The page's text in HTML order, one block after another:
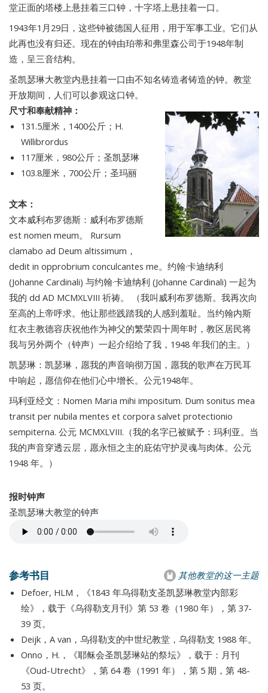
堂正面的塔楼上悬挂着三口钟，十字塔上悬挂着一口。
1943年1月29日，这些钟被德国人征用，用于军事工业。它们从
此再也没有归还。现在的钟由珀蒂和弗里森公司于1948年制
造，呈三音结构。
圣凯瑟琳大教堂内悬挂着一口由不知名铸造者铸造的钟。教堂
开放期间，人们可以参观这口钟。
尺寸和奉献精神：
131.5厘米，1400公斤；H.
Willibrordus
117厘米，980公斤；圣凯瑟琳
103.8厘米，700公斤；圣玛丽
文本：
文本威利布罗德斯：威利布罗德斯
est nomen meum。 Rursum
clamabo ad Deum altissimum，
dedit in opprobrium conculcantes me。约翰·卡迪纳利
(Johanne Cardinali) 与约翰·卡迪纳利 (Johanne Cardinali) 一起为
我的 dd AD MCMXLVIII 祈祷。 （我叫威利布罗德斯。我再次向
至高的上帝呼求。他让那些践踏我的人感到羞耻。当约翰内斯
红衣主教德容庆祝他作为神父的繁荣四十周年时，教区居民将
我与另外两个（钟声）一起介绍给了我，1948 年我们的主。）
凯瑟琳：凯瑟琳，愿我的声音响彻万国，愿我的歌声在万民耳
中响起，愿信仰在他们心中增长。公元1948年。
玛利亚经文：Nomen Maria mihi impositum. Dum sonitus mea
transit per nubila mentes et corpora salvet protectionio
sempiterna. 公元 MCMXLVIII.（我的名字已被赋予：玛利亚。当
我的声音穿透云层，愿永恒之主的庇佑守护灵魂与肉体。公元
1948 年。）
报时钟声
圣凯瑟琳大教堂的钟声
其他教堂的这一主题
参考书目
Defoer, HLM，《1843 年乌得勒支圣凯瑟琳教堂内部彩
绘》，载于《乌得勒支月刊》第 53 卷（1980 年），第 37-
39 页。
Deijk，A van，乌得勒支的中世纪教堂，乌得勒支 1988 年。
Onno，H.，《耶稣会圣凯瑟琳站的祭坛》，载于：月刊
《Oud-Utrecht》，第 64 卷（1991 年），第 5 期，第 48-
53 页。